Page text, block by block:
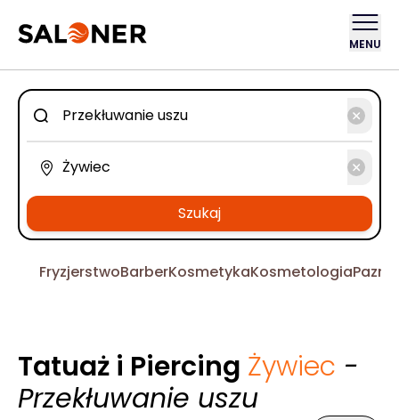
MENU
Szukaj
FryzjerstwoBarberKosmetykaKosmetologia
Tatuaż i Piercing Żywiec -
Przekłuwanie uszu